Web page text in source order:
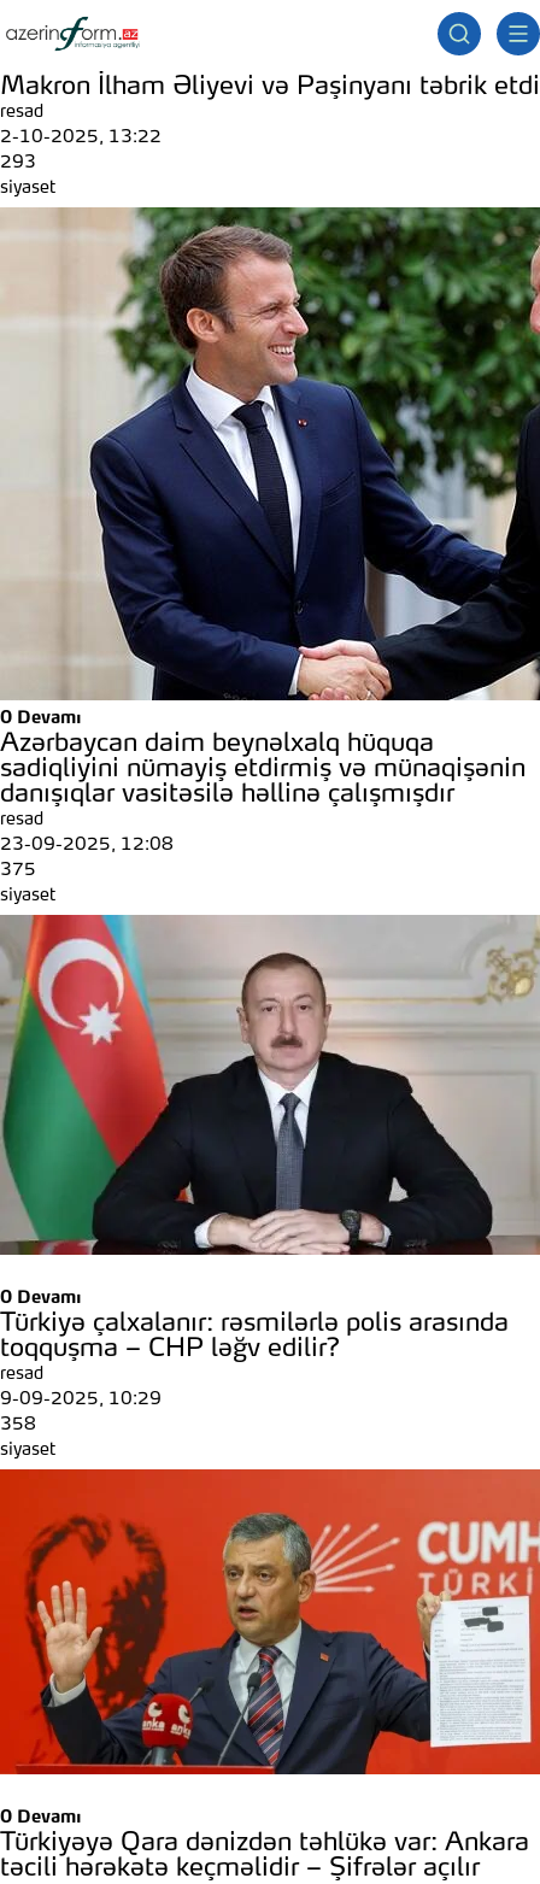
Makron İlham Əliyevi və Paşinyanı təbrik etdi
resad
2-10-2025, 13:22
293
siyaset
0 Devamı
Azərbaycan daim beynəlxalq hüquqa
sadiqliyini nümayiş etdirmiş və münaqişənin
danışıqlar vasitəsilə həllinə çalışmışdır
resad
23-09-2025, 12:08
375
siyaset
0 Devamı
Türkiyə çalxalanır: rəsmilərlə polis arasında
toqquşma – CHP ləğv edilir?
resad
9-09-2025, 10:29
358
siyaset
0 Devamı
Türkiyəyə Qara dənizdən təhlükə var: Ankara
təcili hərəkətə keçməlidir – Şifrələr açılır